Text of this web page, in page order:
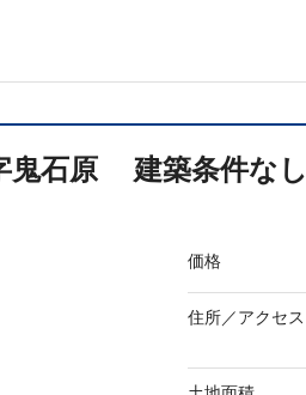
鬼石原 建築条件なし
価格
住所／アクセス